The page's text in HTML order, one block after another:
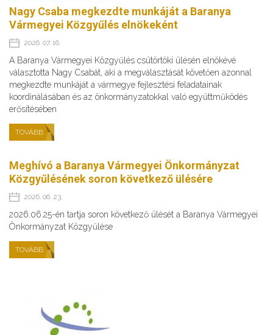
Nagy Csaba megkezdte munkáját a Baranya
Vármegyei Közgyűlés elnökeként
2026. 07. 16.
A Baranya Vármegyei Közgyűlés csütörtöki ülésén elnökévé
választotta Nagy Csabát, aki a megválasztását követően azonnal
megkezdte munkáját a vármegye fejlesztési feladatainak
koordinálásában és az önkormányzatokkal való együttműködés
erősítésében
TOVÁBB
Meghívó a Baranya Vármegyei Önkormányzat
Közgyűlésének soron következő ülésére
2026. 06. 23.
2026.06.25-én tartja soron következő ülését a Baranya Vármegyei
Önkormányzat Közgyűlése
TOVÁBB